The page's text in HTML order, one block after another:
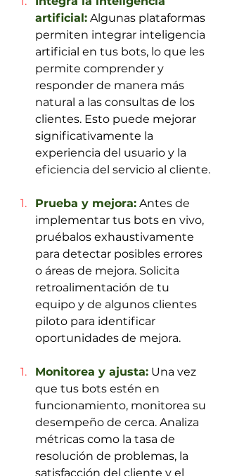
artificial: Algunas plataformas
permiten integrar inteligencia
artificial en tus bots, lo que les
permite comprender y
responder de manera más
natural a las consultas de los
clientes. Esto puede mejorar
significativamente la
experiencia del usuario y la
eficiencia del servicio al cliente.
Prueba y mejora: Antes de
implementar tus bots en vivo,
pruébalos exhaustivamente
para detectar posibles errores
o áreas de mejora. Solicita
retroalimentación de tu
equipo y de algunos clientes
piloto para identificar
oportunidades de mejora.
Monitorea y ajusta: Una vez
que tus bots estén en
funcionamiento, monitorea su
desempeño de cerca. Analiza
métricas como la tasa de
resolución de problemas, la
satisfacción del cliente y el